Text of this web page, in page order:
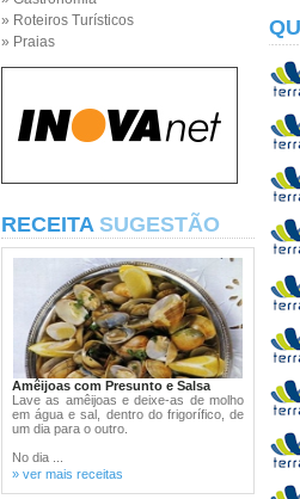
» Roteiros Turísticos
» Praias
RECEITA SUGESTÃO
Amêijoas com Presunto e Salsa
Lave as amêijoas e deixe-as de molho
em água e sal, dentro do frigorífico, de
um dia para o outro.
No dia ...
» ver mais receitas